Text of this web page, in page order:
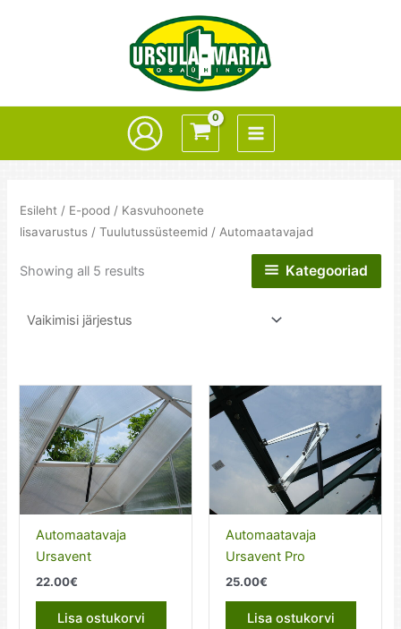
Esileht / E-pood / Kasvuhoonete
lisavarustus /Tuulutussüsteemid / Automaatavajad
Showing all 5 results Kategooriad
Automaatavaja
Ursavent
22.00€
Lisa ostukorvi
Automaatavaja
Ursavent Pro
25.00€
Lisa ostukorvi